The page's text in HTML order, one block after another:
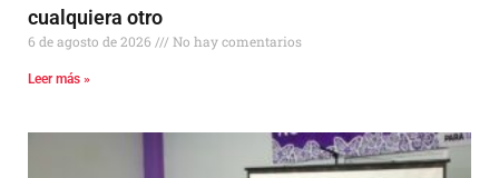
cualquiera otro
6 de agosto de 2026 No hay comentarios
Leer más »